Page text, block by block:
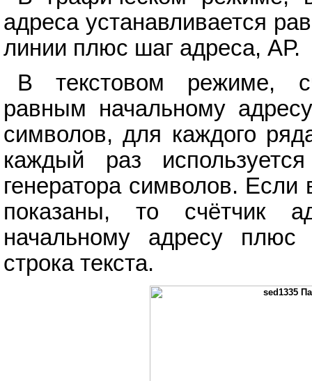
адреса устанавливается
линии плюс шаг адреса, АР.
В текстовом режиме,
равным начальному
символов, для каждого
каждый раз
генератора символов.
показаны, то счётчик
начальному адресу
строка текста.